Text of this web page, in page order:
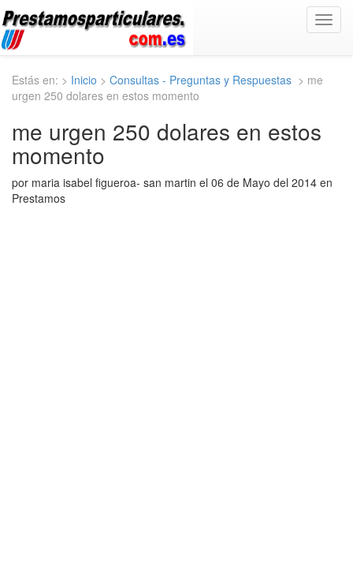
Estás en: > Inicio > Consultas - Preguntas y Respuestas > me
urgen 250 dolares en estos momento
me urgen 250 dolares en estos
momento
por maria isabel figueroa- san martin el 06 de Mayo del 2014 en
Prestamos